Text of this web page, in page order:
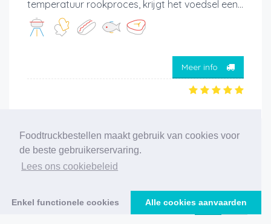
Foodtruckbestellen maakt gebruik van cookies voor
de beste gebruikerservaring.
Lees ons cookiebeleid
Enkel functionele cookies Alle cookies aanvaarden
temperatuur rookproces, krijgt het voedsel een...
Meer info
1 2 3 4 5 6
216 foodtrucks gevonden